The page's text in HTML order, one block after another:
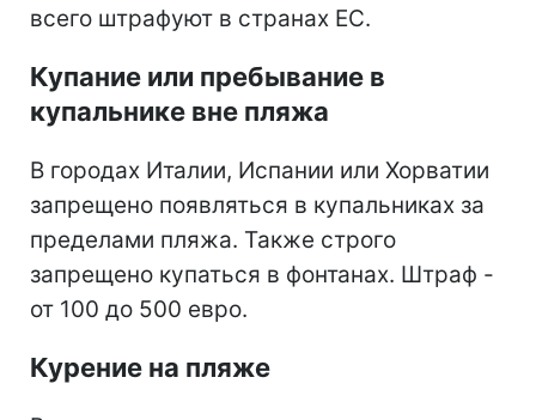
всего штрафуют в странах ЕС.
Купание или пребывание в
купальнике вне пляжа
В городах Италии, Испании или Хорватии
запрещено появляться в купальниках за
пределами пляжа. Также строго
запрещено купаться в фонтанах. Штраф -
от 100 до 500 евро.
Курение на пляже